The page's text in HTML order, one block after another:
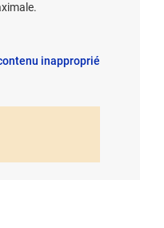
inapproprié